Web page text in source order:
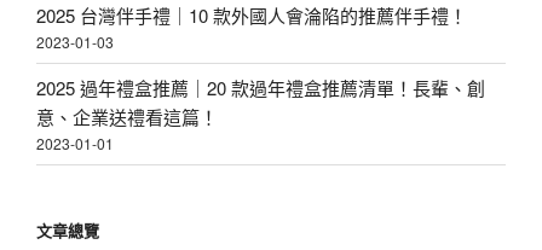
2025 台灣伴手禮｜10 款外國人會淪陷的推薦伴手禮！
2023-01-03
2025 過年禮盒推薦｜20 款過年禮盒推薦清單！長輩、創
意、企業送禮看這篇！
2023-01-01
文章總覽